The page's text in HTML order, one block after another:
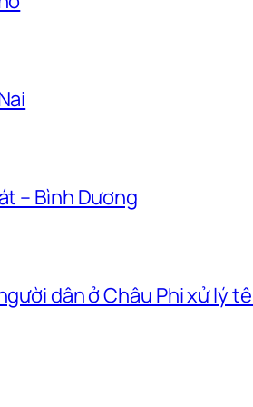
– Bình Dương
dân ở Châu Phi xử lý